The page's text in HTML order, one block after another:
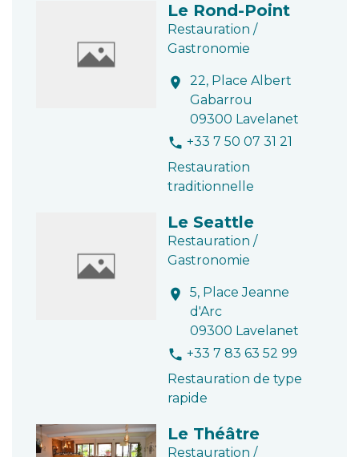
Le Rond-Point
Restauration /
Gastronomie
location_on
22, Place Albert
Gabarrou
09300 Lavelanet
phone +33 7 50 07 31 21
Restauration
traditionnelle
Le Seattle
Restauration /
Gastronomie
location_on
5, Place Jeanne
d'Arc
09300 Lavelanet
phone +33 7 83 63 52 99
Restauration de type
rapide
Le Théâtre
Restauration /